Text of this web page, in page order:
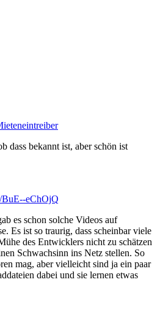
dass bekannt ist, aber schön ist
BuE--eChOjQ
es schon solche Videos auf
Es ist so traurig, dass scheinbar viele
des Entwicklers nicht zu schätzen
Schwachsinn ins Netz stellen. So
mag, aber vielleicht sind ja ein paar
dabei und sie lernen etwas